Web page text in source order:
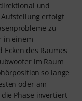
und
erfolgt
zu
in einem
des Raumes
im Raum
so lange
oder am
Phase invertiert